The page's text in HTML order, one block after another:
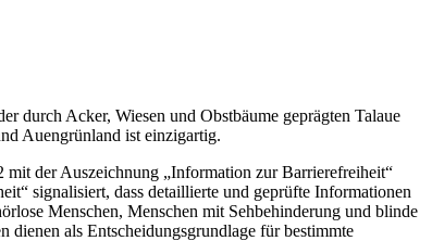
durch Acker, Wiesen und Obstbäume geprägten Talaue
Auengrünland ist einzigartig.
der Auszeichnung „Information zur Barrierefreiheit“
signalisiert, dass detaillierte und geprüfte Informationen
Menschen, Menschen mit Sehbehinderung und blinde
dienen als Entscheidungsgrundlage für bestimmte